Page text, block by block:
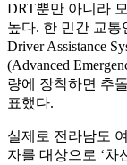
DRT뿐만 아니라
높다. 한 민간 교통
Driver Assistance
(Advanced
량에 장착하면 추
표했다.
실제로 전라남도
자를 대상으로 ‘차